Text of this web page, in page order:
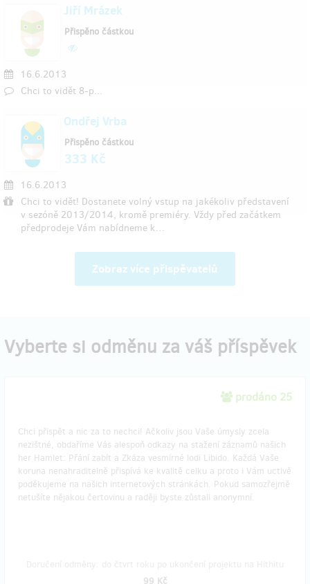
Jiří Mrázek
16.6.2013
Chci to vidět 8-p...
Přispěno částkou
Ondřej Vrba
16.6.2013
Chci to vidět! Dostanete volný vstup na jakékoliv představení
v sezóně 2013/2014, kromě premiéry. Vždy před začátkem
předprodeje Vám nabídneme k…
Přispěno částkou
333 Kč
Zobraz více přispěvatelů
Vyberte si odměnu za váš příspěvek
prodáno 25
Chci přispět a nic za to nechci! Ačkoliv jsou Vaše úmysly zcela
nezištné, obdaříme Vás alespoň odkazy na stažení záznamů našich
her Hamlet: Přání zabít a Zkáza vesmírné lodi Libido. Každá Vaše
koruna nenahraditelně přispívá ke kvalitě celku a proto i Vám uctivě
poděkujeme na našich internetových stránkách. Pokud samozřejmě
netušíte nějakou čertovinu a raději byste zůstali anonymní.
99 Kč